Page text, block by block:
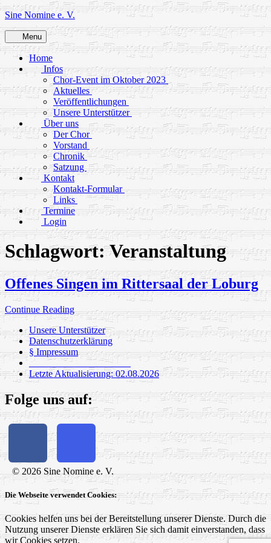
Skip
to
content
Sine Nomine e. V.
Menu
Home
Infos
Chor-Event im Oktober 2023
Aktuelles
Veröffentlichungen
Unsere Unterstützer
Über uns
Der Chor
Vorstand
Chronik
Satzung
Kontakt
Kontakt-Formular
Links
Termine
Login
Schlagwort:Veranstaltung
Offenes Singen im Rittersaal der Loburg
Continue Reading
Unsere Unterstützer
Datenschutzerklärung
§ Impressum
_____________________
Letzte Aktualisierung: 02.08.2026
Folge uns auf:
© 2026 Sine Nomine e. V.
Die Webseite verwendet Cookies:
Cookies helfen uns bei der Bereitstellung unserer Dienste. Durch die
Nutzung unserer Dienste erklären Sie sich damit einverstanden, dass
wir Cookies setzen.